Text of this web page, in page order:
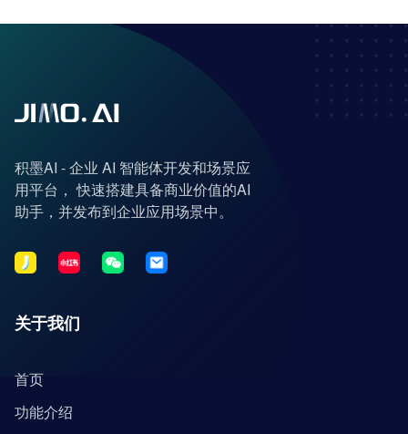
积墨AI - 企业 AI 智能体开发和场景应
用平台， 快速搭建具备商业价值的AI
助手，并发布到企业应用场景中。
关于我们
首页
功能介绍